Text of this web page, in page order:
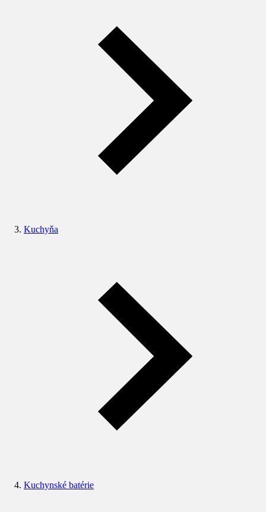
Kuchyňa
Kuchynské batérie